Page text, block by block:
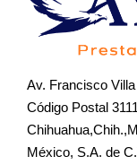
Av. Francisco
Código Postal
México, S.A. de